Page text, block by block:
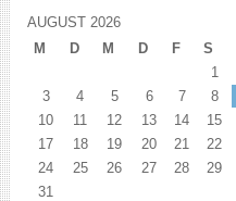
AUGUST 2026
M
D M D F S
1
3
4 5 6 7 8
10
11 12 13 14 15
17
18 19 20 21 22
24
25 26 27 28 29
31